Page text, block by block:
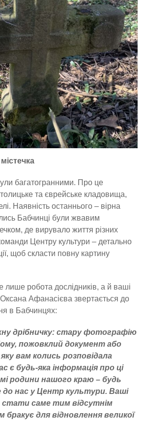
багатогранними. Про це
та єврейське кладовища,
Наявність останнього – вірна
Бабчинці були жвавим
де вирувало життя різних
Центру культури – детально
щоб скласти повну картину
лише робота дослідників, а й ваші
Афанасієва звертається до
в Бабчинцях:
дрібничку: стару фотографію
пожовклий документ або
вам колись розповідала
є будь-яка інформація про ці
родини нашого краю – будь
до нас у Центр культури. Ваші
саме тим відсутнім
бракує для відновлення великої